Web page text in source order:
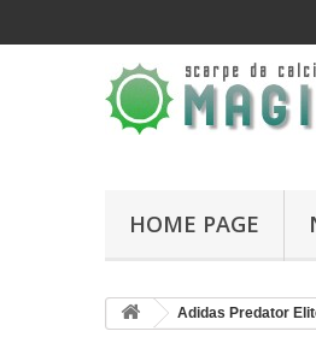
HOME PAGE
Adidas Predator